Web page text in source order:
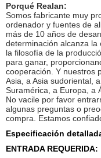
Porqué Realan:
Somos fabricante muy
ordenador y fuentes de
más de 10 años de
determinación alcanza
la filosofía de la
para ganar,
cooperación. Y nuestros
Asia, a Asia sudoriental,
Suramérica, a Europa, a
No vacile por favor
algunas preguntas o
compra. Estamos
Especificación
ENTRADA REQUERIDA: